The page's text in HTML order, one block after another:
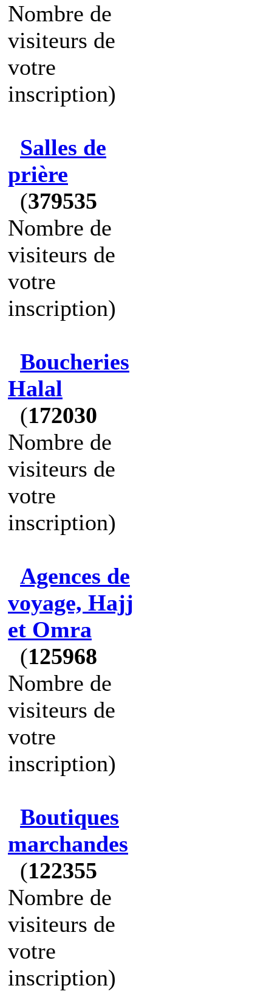
Nombre de
visiteurs de
votre
inscription)
Salles de
prière
(379535
Nombre de
visiteurs de
votre
inscription)
Boucheries
Halal
(172030
Nombre de
visiteurs de
votre
inscription)
Agences de
voyage, Hajj
et Omra
(125968
Nombre de
visiteurs de
votre
inscription)
Boutiques
marchandes
(122355
Nombre de
visiteurs de
votre
inscription)